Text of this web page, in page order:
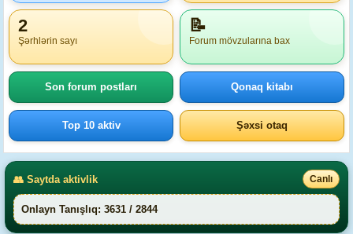
2
Şərhlərin sayı
📝
Forum mövzularına bax
Son forum postları Qonaq kitabı
Top 10 aktiv Şəxsi otaq
👥 Saytda aktivlik Canlı
Onlayn Tanışlıq: 3631 / 2844